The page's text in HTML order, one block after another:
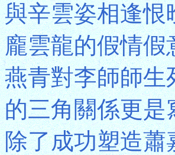
與辛雲姿相逢恨
龐雲龍的假情假
燕青對李師師生
的三角關係更是
除了成功塑造蕭